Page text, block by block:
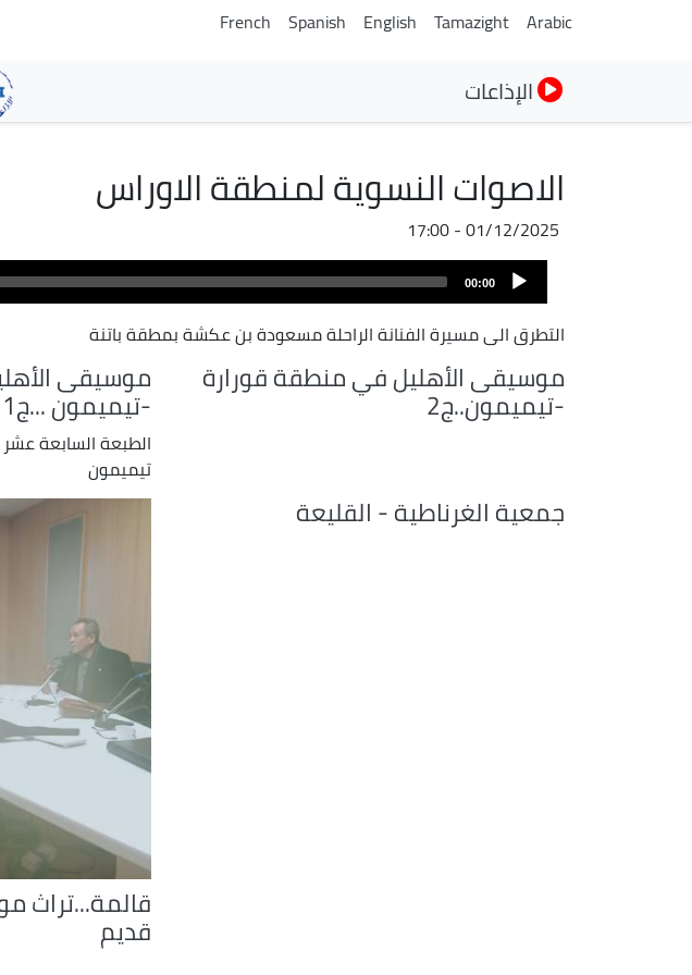
Arabic
Tamazight
English
Spanish
French
الإذاعات
الاصوات النسوية لمنطقة الاوراس
01/12/2025 - 17:00
ملف
الصوت
Audio
Player
00:00
التطرق الى مسيرة الفنانة الراحلة مسعودة بن عكشة بمطقة باتنة
موسيقى الأهليل في منطقة قورارة
-تيميمون..ج2
موسيقى
-تيميمون ...ج1
الطبعة السابعة عشر
تيميمون
جمعية الغرناطية - القليعة
قديم